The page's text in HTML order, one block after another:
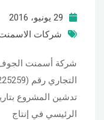
29 يونيو، 2016
شركات
شركة أسمنت
الرئيسي في إنتاج